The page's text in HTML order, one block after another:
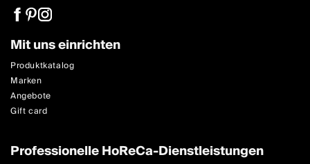
Mit uns einrichten
Produktkatalog
Marken
Angebote
Gift card
Professionelle HoReCa-Dienstleistungen